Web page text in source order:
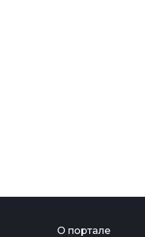
О портале